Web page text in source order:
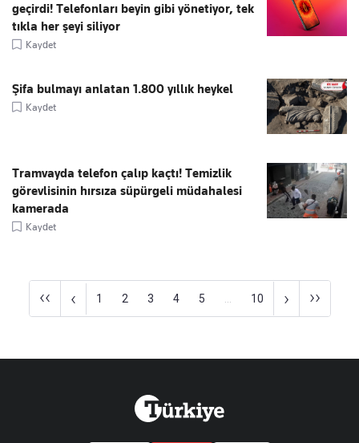
geçirdi! Telefonları beyin gibi yönetiyor, tek
tıkla her şeyi siliyor
Kaydet
Şifa bulmayı anlatan 1.800 yıllık heykel
Kaydet
Tramvayda telefon çalıp kaçtı! Temizlik
görevlisinin hırsıza süpürgeli müdahalesi
kamerada
Kaydet
‹‹ ‹ 1 2 3 4 5 10 › ››